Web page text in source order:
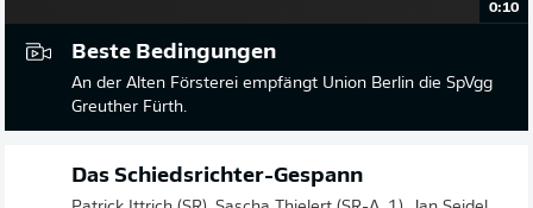
0:10
Beste Bedingungen
An der Alten Försterei empfängt Union Berlin die SpVgg
Greuther Fürth.
Das Schiedsrichter-Gespann